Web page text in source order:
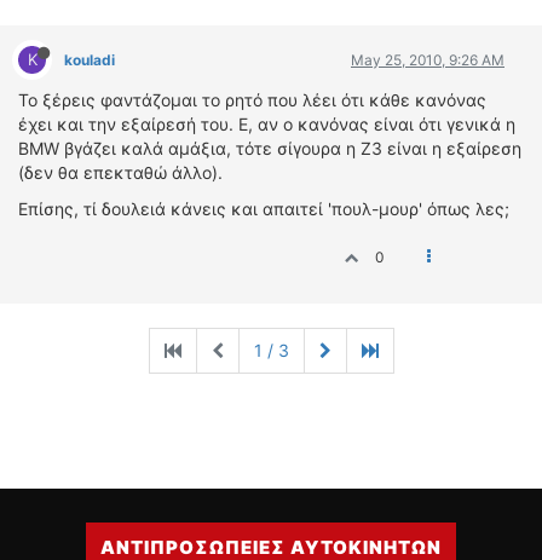
K kouladi May 25, 2010, 9:26 AM
Το ξέρεις φαντάζομαι το ρητό που λέει ότι κάθε κανόνας
έχει και την εξαίρεσή του. Ε, αν ο κανόνας είναι ότι γενικά η
BMW βγάζει καλά αμάξια, τότε σίγουρα η Ζ3 είναι η εξαίρεση
(δεν θα επεκταθώ άλλο).
Επίσης, τί δουλειά κάνεις και απαιτεί 'πουλ-μουρ' όπως λες;
0
1 / 3
ΑΝΤΙΠΡΟΣΩΠΕΙΕΣ ΑΥΤΟΚΙΝΗΤΩΝ